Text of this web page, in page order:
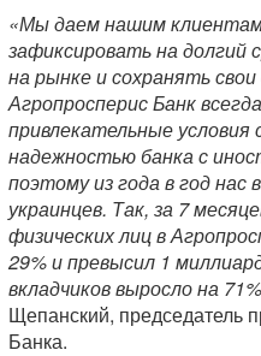
«Мы даем нашим
зафиксировать на долгий
на рынке и сохранять
Агропросперис Банк
привлекательные условия
надежностью банка с
поэтому из года в год
украинцев. Так, за 7
физических лиц в
29% и превысил 1
вкладчиков выросло на
Щепанский, председатель
Банка.